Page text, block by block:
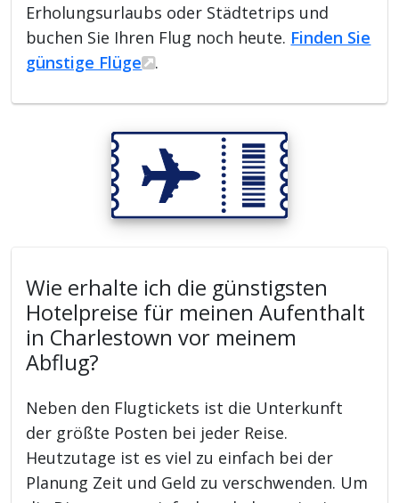
Erholungsurlaubs oder Städtetrips und
buchen Sie Ihren Flug noch heute. Finden Sie
günstige Flüge
.
Wie erhalte ich die günstigsten
Hotelpreise für meinen Aufenthalt
in Charlestown vor meinem
Abflug?
Neben den Flugtickets ist die Unterkunft
der größte Posten bei jeder Reise.
Heutzutage ist es viel zu einfach bei der
Planung Zeit und Geld zu verschwenden. Um